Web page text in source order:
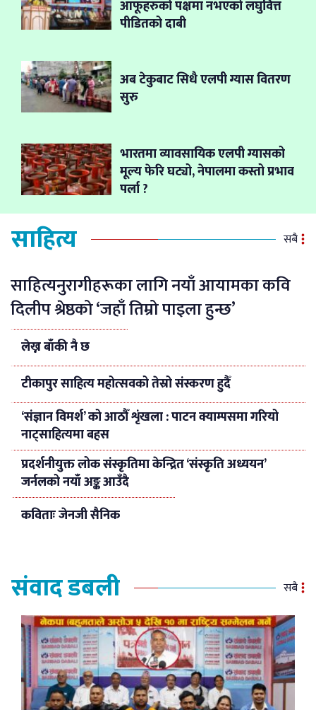
आफूहरुको पक्षमा नभएको लघुवित्त
पीडितको दाबी
अब टेकुबाट सिधै एलपी ग्यास वितरण
सुरु
भारतमा व्यावसायिक एलपी ग्यासको
मूल्य फेरि घट्यो, नेपालमा कस्तो प्रभाव
पर्ला ?
साहित्य सबै
साहित्यनुरागीहरूका लागि नयाँ आयामका कवि
दिलीप श्रेष्ठको ‘जहाँ तिम्रो पाइला हुन्छ’
लेख्न बाँकी नै छ
टीकापुर साहित्य महोत्सवको तेस्रो संस्करण हुदैँ
‘संज्ञान विमर्श’ को आठौँ शृंखला : पाटन क्याम्पसमा गरियो
नाट्साहित्यमा बहस
प्रदर्शनीयुक्त लोक संस्कृतिमा केन्द्रित ‘संस्कृति अध्ययन’
जर्नलको नयाँ अङ्क आउँदै
कविताः जेनजी सैनिक
संवाद डबली सबै